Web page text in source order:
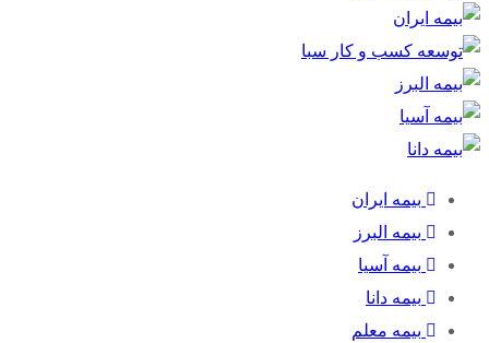
بیمه ایران
بیمه البرز
بیمه آسیا
بیمه دانا
بیمه معلم